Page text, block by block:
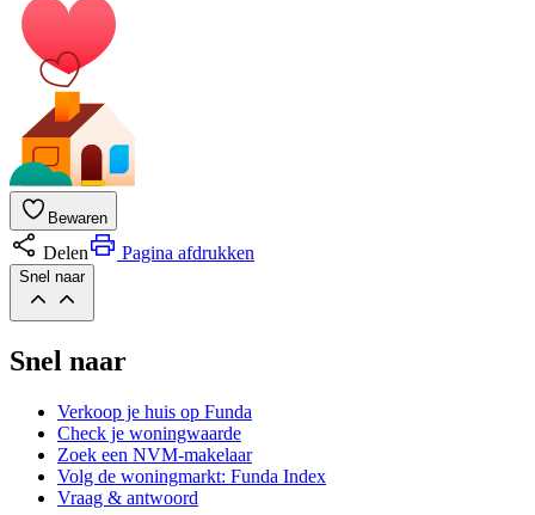
Bewaren
Delen Pagina afdrukken
Snel naar
Snel naar
Verkoop je huis op Funda
Check je woningwaarde
Zoek een NVM-makelaar
Volg de woningmarkt: Funda Index
Vraag & antwoord